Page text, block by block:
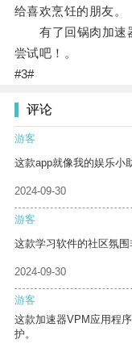
给喜欢烹饪的朋友。
有了回锅肉加速器
尝试吧！。
#3#
评论
游客
这款app就像我的娱乐小
2024-09-30
游客
这款学习软件的社区氛围
2024-09-30
游客
这款加速器VPM应用程
护。